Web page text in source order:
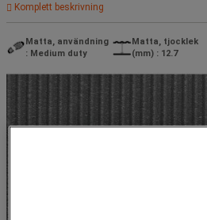
Komplett beskrivning
Matta, användning
: Medium duty
Matta, tjocklek
(mm) : 12.7